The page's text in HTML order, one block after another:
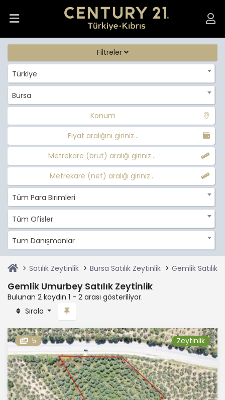
Filtreler
Türkiye
Bursa
Konum
Fiyat aralığını giriniz...
Metrekare (brüt) aralığı giriniz...
Metrekare (net) aralığı giriniz...
Tüm Para Birimleri
Tüm Ofisler
Tüm Danışmanlar
Satılık Zeytinlik Bursa Satılık Zeytinlik Gemlik Satılık
Gemlik Umurbey Satılık Zeytinlik
Bulunan 2 kaydın 1 - 2 arası gösteriliyor.
Sırala
5 Zeytinlik